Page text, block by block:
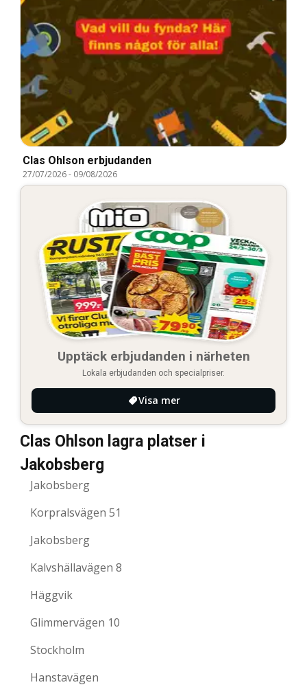
Clas Ohlson erbjudanden
27/07/2026- 09/08/2026
Upptäck erbjudanden i närheten
Lokala erbjudanden och specialpriser.
Visa mer
Clas Ohlson lagra platser i
Jakobsberg
Jakobsberg
Korpralsvägen 51
Jakobsberg
Kalvshällavägen 8
Häggvik
Glimmervägen 10
Stockholm
Hanstavägen